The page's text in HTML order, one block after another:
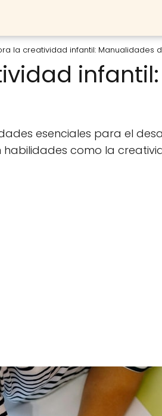
la creatividad infantil: Manualidades
esenciales para el
habilidades como la